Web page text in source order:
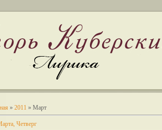
» 2011 » Март
Четверг